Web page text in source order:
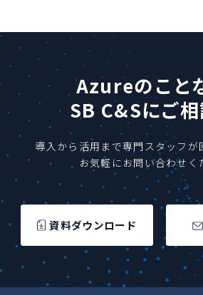
Azureのこと
SB C&Sにご相
導入から活用まで専門スタッフが
お気軽にお問い合わせく
資料ダウンロード